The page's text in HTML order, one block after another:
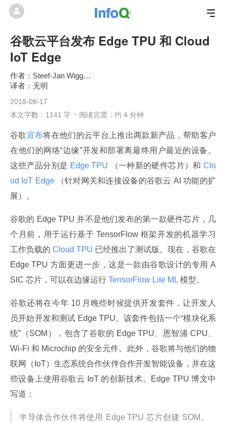
谷歌云平台发布 Edge TPU 和 Cloud
IoT Edge
Steef-Jan Wiggers
无明
2018-08-17
本文字数：1141 字
阅读完需：约 4 分钟
谷歌宣布将在他们的云平台上推出两款新产品，帮助客户
在他们的网络“边缘”开发和部署离最终用户最近的设备。
这些产品分别是 Edge TPU （一种新的硬件芯片）和 Clo
ud IoT Edge
（针对网关和连接设备的谷歌云 AI 功能的扩
展）。
谷歌的 Edge TPU 并不是他们发布的第一款硬件芯片，几
个月前，用于运行基于 TensorFlow 框架开发的机器学习
工作负载的 Cloud TPU 已经推出了测试版。现在，谷歌在
Edge TPU 方面更进一步，这是一款由谷歌设计的专用 A
SIC 芯片，可以在边缘运行 TensorFlow Lite ML 模型。
谷歌还将在今年 10 月晚些时候提供开发套件，让开发人
员开始开发和测试 Edge TPU。该套件包括一个“模块化系
统”（SOM），包含了谷歌的 Edge TPU、恩智浦 CPU、
Wi-Fi 和 Microchip 的安全元件。此外，谷歌将与他们的物
联网（IoT）生态系统合作伙伴合作开发智能设备，并在这
些设备上使用谷歌云 IoT 的创新技术。Edge TPU 博文中
写道：
半导体合作伙伴将使用 Edge TPU 芯片创建 SOM。